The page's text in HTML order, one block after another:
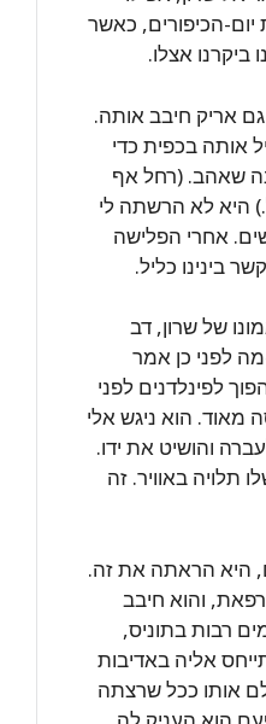
הכיפורים, כאשר
ביקרנו אצלו.
אריק חיבב אותה.
אותה בכפית כדי
שאהב. (רחל אף
היא לא הרשתה לי
אחרי הפלישה
של שרון, דב
לפני כן אמר
לפינלדנים לפני
מאוד. הוא ניגש אלי
והושיט את ידו.
תלויה באוויר. זה
היא הראתה את זה.
והוא חיבב
רבות בתוניס,
אליה באדיבות
אותו ככל שרצתה